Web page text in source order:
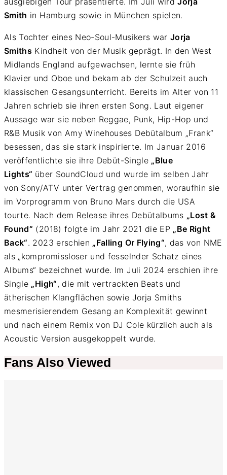
Smith in Hamburg sowie in München spielen.
Als Tochter eines Neo-Soul-Musikers war Jorja
Smiths Kindheit von der Musik geprägt. In den West
Midlands England aufgewachsen, lernte sie früh
Klavier und Oboe und bekam ab der Schulzeit auch
klassischen Gesangsunterricht. Bereits im Alter von 11
Jahren schrieb sie ihren ersten Song. Laut eigener
Aussage war sie neben Reggae, Punk, Hip-Hop und
R&B Musik von Amy Winehouses Debütalbum „Frank“
besessen, das sie stark inspirierte. Im Januar 2016
veröffentlichte sie ihre Debüt-Single „Blue
Lights“ über SoundCloud und wurde im selben Jahr
von Sony/ATV unter Vertrag genommen, woraufhin sie
im Vorprogramm von Bruno Mars durch die USA
tourte. Nach dem Release ihres Debütalbums „Lost &
Found“ (2018) folgte im Jahr 2021 die EP „Be Right
Back“. 2023 erschien „Falling Or Flying“, das von NME
als „kompromissloser und fesselnder Schatz eines
Albums“ bezeichnet wurde. Im Juli 2024 erschien ihre
Single „High“ , die mit vertrackten Beats und
ätherischen Klangflächen sowie Jorja Smiths
mesmerisierendem Gesang an Komplexität gewinnt
und nach einem Remix von DJ Cole kürzlich auch als
Acoustic Version ausgekoppelt wurde.
Fans Also Viewed